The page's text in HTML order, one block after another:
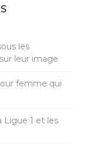
les
leur image
femme qui
Ligue 1 et les